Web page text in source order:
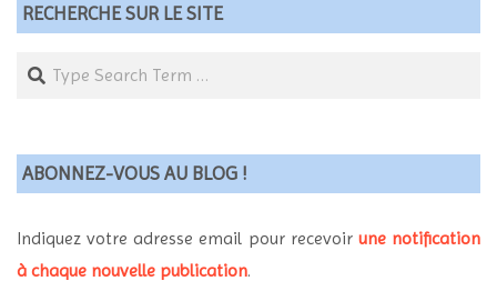
RECHERCHE SUR LE SITE
Search
ABONNEZ-VOUS AU BLOG !
Indiquez votre adresse email pour recevoir une notification
à chaque nouvelle publication.